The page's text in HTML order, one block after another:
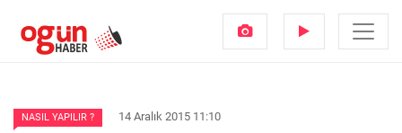
NASIL YAPILIR ? 14 Aralık 2015 11:10